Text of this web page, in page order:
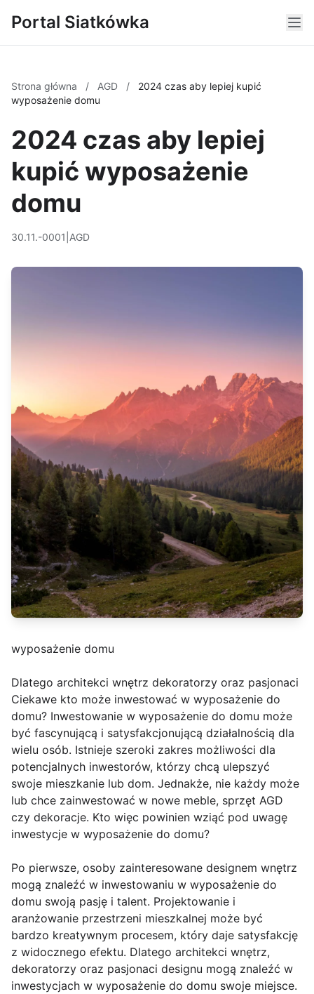
Portal Siatkówka
Strona główna / AGD /
2024 czas aby lepiej kupić
wyposażenie domu
2024 czas aby lepiej
kupić wyposażenie
domu
30.11.-0001 AGD
wyposażenie domu
Dlatego architekci wnętrz dekoratorzy oraz pasjonaci
Ciekawe kto może inwestować w wyposażenie do
domu? Inwestowanie w wyposażenie do domu może
być fascynującą i satysfakcjonującą działalnością dla
wielu osób. Istnieje szeroki zakres możliwości dla
potencjalnych inwestorów, którzy chcą ulepszyć
swoje mieszkanie lub dom. Jednakże, nie każdy może
lub chce zainwestować w nowe meble, sprzęt AGD
czy dekoracje. Kto więc powinien wziąć pod uwagę
inwestycje w wyposażenie do domu?
Po pierwsze, osoby zainteresowane designem wnętrz
mogą znaleźć w inwestowaniu w wyposażenie do
domu swoją pasję i talent. Projektowanie i
aranżowanie przestrzeni mieszkalnej może być
bardzo kreatywnym procesem, który daje satysfakcję
z widocznego efektu. Dlatego architekci wnętrz,
dekoratorzy oraz pasjonaci designu mogą znaleźć w
inwestycjach w wyposażenie do domu swoje miejsce.